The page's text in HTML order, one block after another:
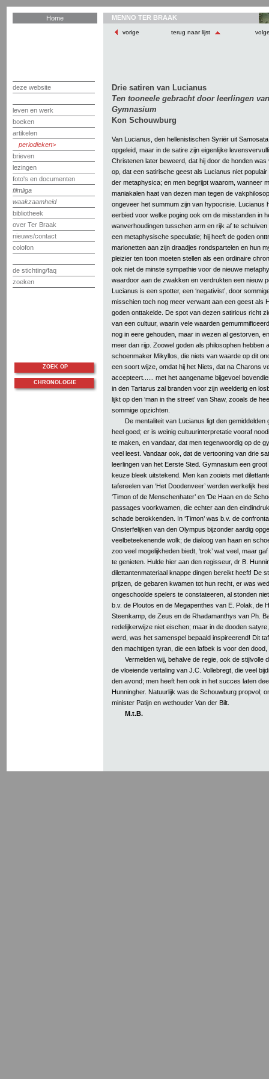
Home
deze website
leven en werk
boeken
artikelen
periodieken
brieven
lezingen
foto's en documenten
filmliga
waakzaamheid
bibliotheek
over Ter Braak
nieuws/contact
colofon
de stichting/faq
zoeken
MENNO TER BRAAK
vorige terug naar lijst
Drie satiren van Lucianus
Ten tooneele gebracht door leerlingen
Gymnasium
Kon Schouwburg
Van Lucianus, den hellenistischen Syriër uit
opgeleid, maar in de satire zijn eigenlijke
Christenen later beweerd, dat hij door de honden
op, dat een satirische geest als Lucianus niet
der metaphysica; en men begrijpt waarom, wanneer
maniakalen haat van dezen man tegen de
ongeveer het summum zijn van hypocrisie. Lucianus
eerbied voor welke poging ook om de misstanden in
wanverhoudingen tusschen arm en rijk af te
een metaphysische speculatie; hij heeft de goden
marionetten aan zijn draadjes rondspartelen en hun
pleizier ten toon moeten stellen als een ordinaire
ook niet de minste sympathie voor de nieuwe
waardoor aan de zwakken en verdrukten een nieuw
Lucianus is een spotter, een ‘negativist’, door
misschien toch nog meer verwant aan een geest als
goden onttakelde. De spot van dezen satiricus richt
van een cultuur, waarin vele waarden
nog in eere gehouden, maar in wezen al gestorven,
meer dan rijp. Zoowel goden als philosophen hebben
schoenmaker Mikyllos, die niets van waarde op dit
een soort wijze, omdat hij het Niets, dat na Charons
accepteert...... met het aangename bijgevoel
in den Tartarus zal branden voor zijn weelderig en
lijkt op den ‘man in the street’ van Shaw, zooals de
sommige opzichten.
De mentaliteit van Lucianus ligt den
heel goed; er is weinig cultuurinterpretatie vooraf
te maken, en vandaar, dat men tegenwoordig op de
veel leest. Vandaar ook, dat de vertooning van drie
leerlingen van het Eerste Sted. Gymnasium een
keuze bleek uitstekend. Men kan zooiets met
tafereelen van ‘Het Doodenveer’ werden werkelijk
‘Timon of de Menschenhater’ en ‘De Haan en de
passages voorkwamen, die echter aan den
schade berokkenden. In ‘Timon’ was b.v. de
Onsterfelijken van den Olympus bijzonder aardig
veelbeteekenende wolk; de dialoog van haan en
zoo veel mogelijkheden biedt, ‘trok’ wat veel, maar
te genieten. Hulde hier aan den regisseur, dr B.
dilettantenmateriaal knappe dingen bereikt heeft! De
prijzen, de gebaren kwamen tot hun recht, er was
ongeschoolde spelers te constateeren, al stonden
b.v. de Ploutos en de Megapenthes van E. Polak, de
Steenkamp, de Zeus en de Rhadamanthys van Ph.
redelijkerwijze niet eischen; maar in de dooden
werd, was het samenspel bepaald inspireerend! Dit
den machtigen tyran, die een lafbek is voor den
Vermelden wij, behalve de regie, ook de stijlvolle
de vloeiende vertaling van J.C. Vollebregt, die veel
den avond; men heeft hen ook in het succes laten
Hunningher. Natuurlijk was de Schouwburg propvol;
minister Patijn en wethouder Van der Bilt.
M.t.B.
ZOEK OP
CHRONOLOGIE